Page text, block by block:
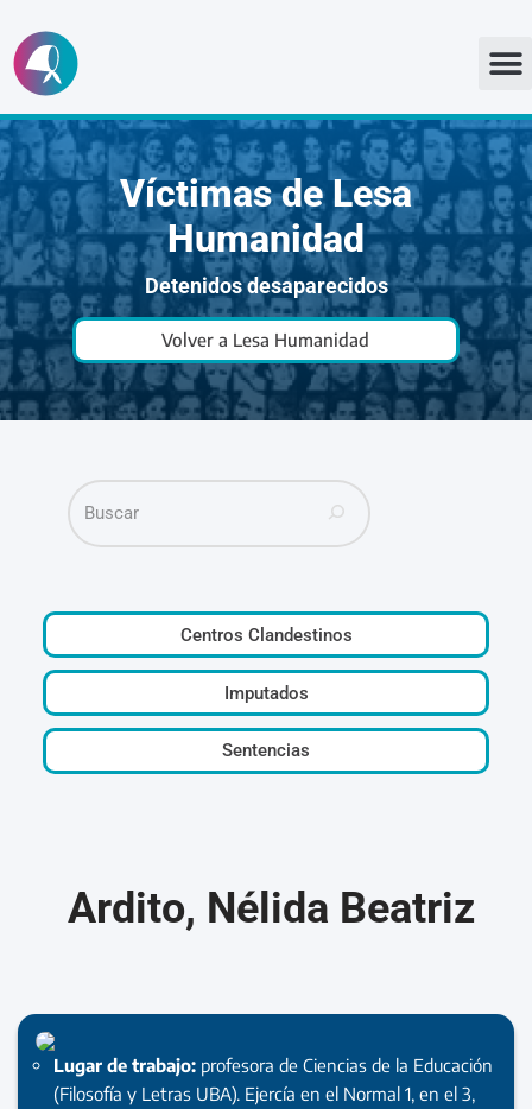
Ir
al
contenido
Víctimas de Lesa
Humanidad
Detenidos desaparecidos
Volver a Lesa Humanidad
Centros Clandestinos
Imputados
Sentencias
Ardito, Nélida Beatriz
Lugar de trabajo: profesora de Ciencias de la Educación
(Filosofía y Letras UBA). Ejercía en el Normal 1, en el 3,